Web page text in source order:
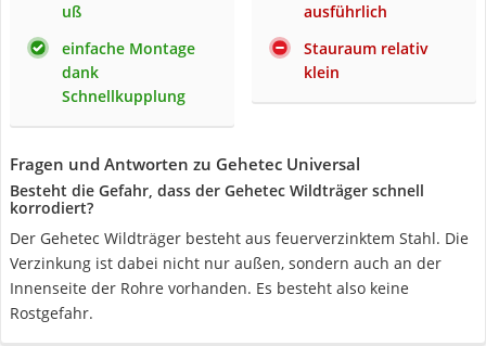
uß
einfache Montage
dank
Schnellkupplung
ausführlich
Stauraum relativ
klein
Fragen und Antworten zu Gehetec Universal
Besteht die Gefahr, dass der Gehetec Wildträger schnell
korrodiert?
Der Gehetec Wildträger besteht aus feuerverzinktem Stahl. Die
Verzinkung ist dabei nicht nur außen, sondern auch an der
Innenseite der Rohre vorhanden. Es besteht also keine
Rostgefahr.